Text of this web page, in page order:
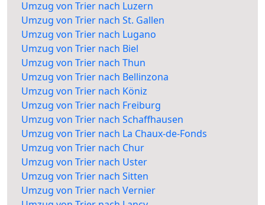
Umzug von Trier nach Luzern
Umzug von Trier nach St. Gallen
Umzug von Trier nach Lugano
Umzug von Trier nach Biel
Umzug von Trier nach Thun
Umzug von Trier nach Bellinzona
Umzug von Trier nach Köniz
Umzug von Trier nach Freiburg
Umzug von Trier nach Schaffhausen
Umzug von Trier nach La Chaux-de-Fonds
Umzug von Trier nach Chur
Umzug von Trier nach Uster
Umzug von Trier nach Sitten
Umzug von Trier nach Vernier